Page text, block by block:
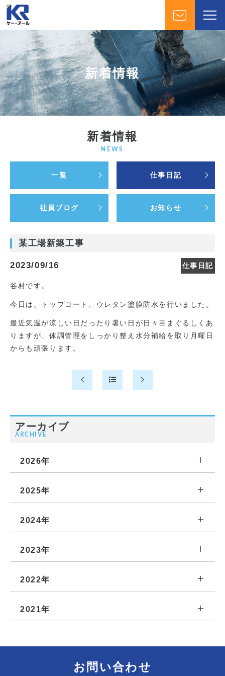
新着情報
新着情報
NEWS
一覧 仕事日記
社員ブログ お知らせ
某工場新築工事
2023/09/16 仕事日記
谷村です。
今日は、トップコート、ウレタン塗膜防水を行いました。
最近気温が涼しい日だったり暑い日が日々目まぐるしくあ
りますが、体調管理をしっかり整え水分補給を取り月曜日
からも頑張ります。
アーカイブ
ARCHIVE
2026年
2025年
2024年
2023年
2022年
2021年
お問い合わせ